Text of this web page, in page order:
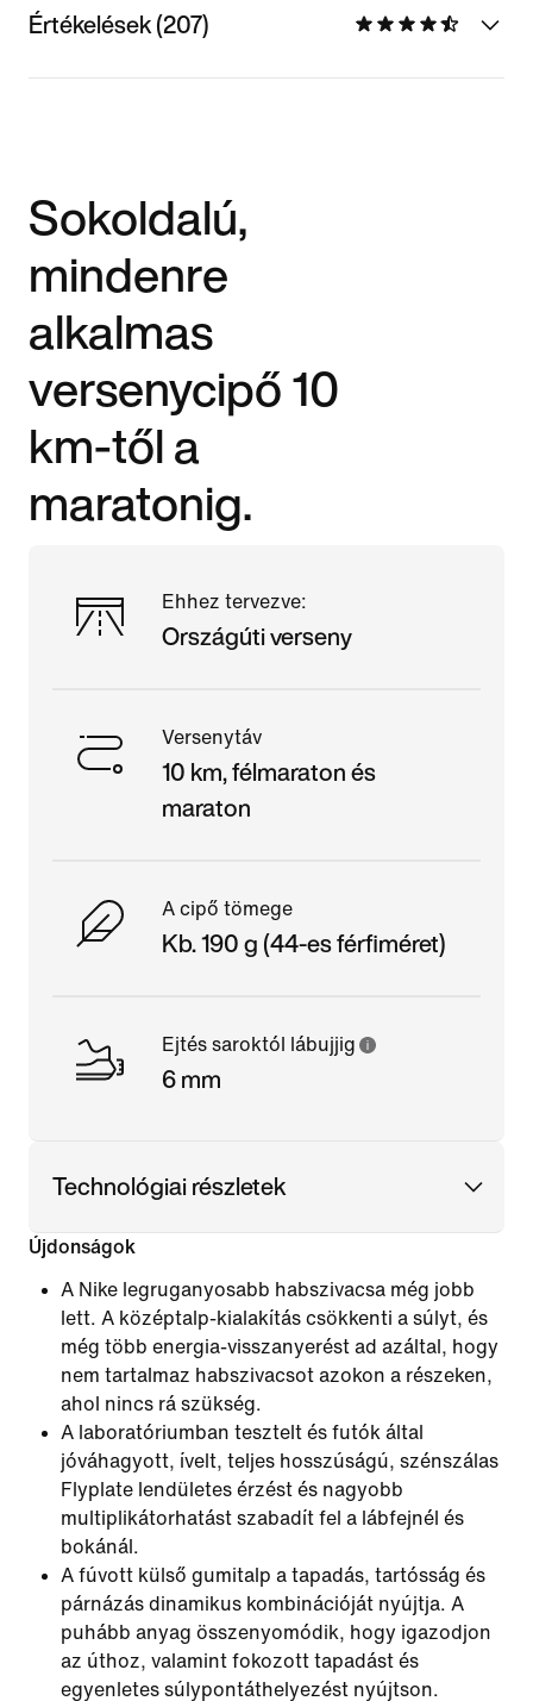
Értékelések (207)
Sokoldalú,
mindenre
alkalmas
versenycipő 10
km-től a
maratonig.
Ehhez tervezve:
Országúti verseny
Versenytáv
10 km, félmaraton és
maraton
A cipő tömege
Kb. 190 g (44-es férfiméret)
Ejtés saroktól lábujjig
6 mm
Technológiai részletek
Újdonságok
A Nike legruganyosabb habszivacsa még jobb
lett. A középtalp-kialakítás csökkenti a súlyt, és
még több energia-visszanyerést ad azáltal, hogy
nem tartalmaz habszivacsot azokon a részeken,
ahol nincs rá szükség.
A laboratóriumban tesztelt és futók által
jóváhagyott, ívelt, teljes hosszúságú, szénszálas
Flyplate lendületes érzést és nagyobb
multiplikátorhatást szabadít fel a lábfejnél és
bokánál.
A fúvott külső gumitalp a tapadás, tartósság és
párnázás dinamikus kombinációját nyújtja. A
puhább anyag összenyomódik, hogy igazodjon
az úthoz, valamint fokozott tapadást és
egyenletes súlypontáthelyezést nyújtson.